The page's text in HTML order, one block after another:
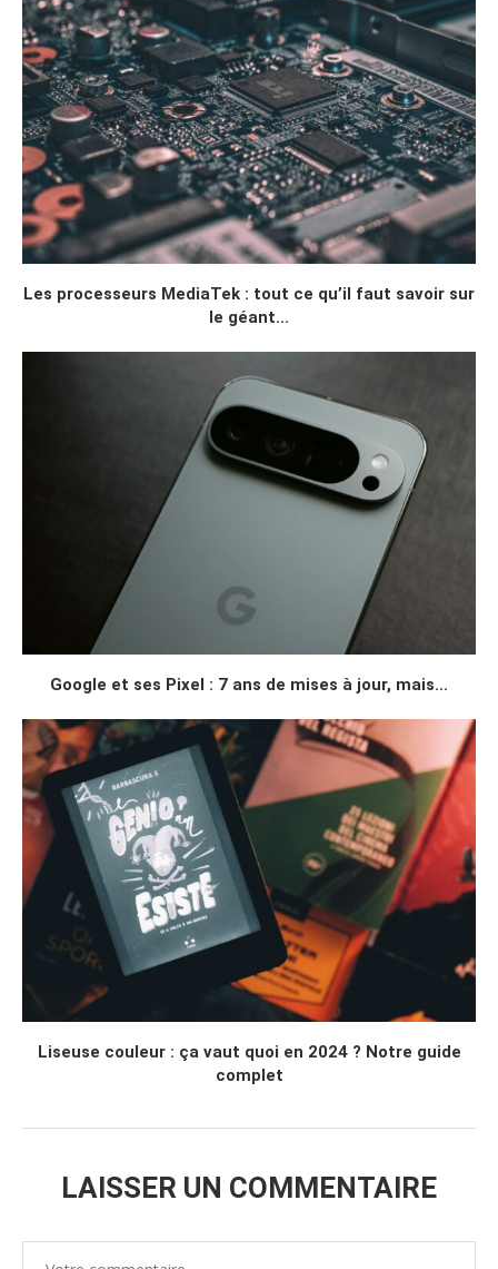
Les processeurs MediaTek : tout ce qu’il faut savoir sur
le géant...
Google et ses Pixel : 7 ans de mises à jour, mais...
Liseuse couleur : ça vaut quoi en 2024 ? Notre guide
complet
LAISSER UN COMMENTAIRE